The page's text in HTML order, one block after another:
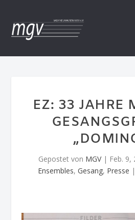
EZ: 33 JAHRE
Gepostet von MGV| Feb. 9,
Ensembles, Gesang, Presse |